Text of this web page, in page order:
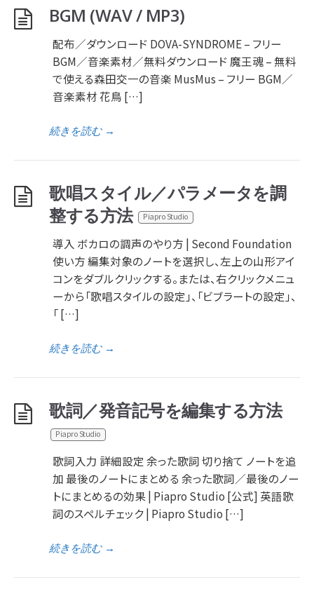
BGM (WAV / MP3)
配布／ダウンロード DOVA-SYNDROME – フリー
BGM／音楽素材／無料ダウンロード 魔王魂 – 無料
で使える森田交一の音楽 MusMus – フリー BGM／
音楽素材 花鳥 […]
続きを読む→
歌唱スタイル／パラメータを調
整する方法
Piapro Studio
導入 ボカロの調声のやり方 | Second Foundation
使い方 編集対象のノートを選択し、左上の山形アイ
コンをダブルクリックする。または、右クリックメニュ
ーから「歌唱スタイルの設定」、「ビブラートの設定」、
「 […]
続きを読む→
歌詞／発音記号を編集する方法
Piapro Studio
歌詞入力 詳細設定 余った歌詞 切り捨て ノートを追
加 最後のノートにまとめる 余った歌詞／最後のノー
トにまとめるの効果 | Piapro Studio [公式] 英語歌
詞のスペルチェック | Piapro Studio […]
続きを読む→